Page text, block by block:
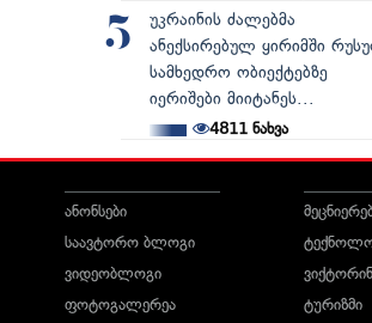
5
უკრაინის ძალებმა
ანექსირებულ ყირიმში
სამხედრო ობიექტებზე
იერიშები მიიტანეს...
4811 ნახვა
ანონსები
საავტორო ბლოგი
ვიდეობლოგი
ფოტოგალერეა
ტურიზმი